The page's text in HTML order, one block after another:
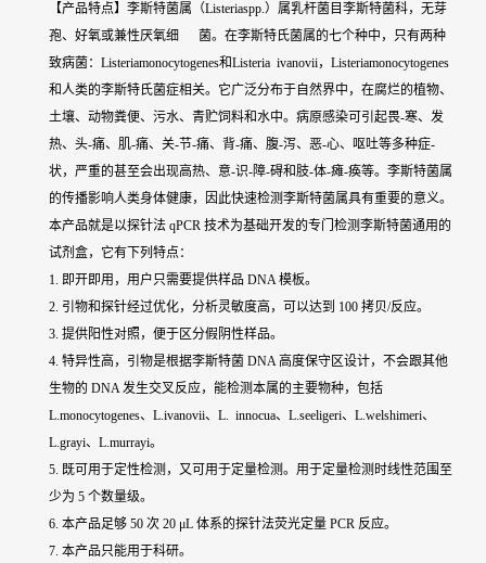
【产品特点】李斯特菌属（Listeriaspp.）属乳杆菌目李斯特菌科，无芽
孢、好氧或兼性厌氧细 菌。在李斯特氏菌属的七个种中，只有两种
致病菌：Listeriamonocytogenes和Listeria ivanovii，Listeriamonocytogenes
和人类的李斯特氏菌症相关。它广泛分布于自然界中，在腐烂的植物、
土壤、动物粪便、污水、青贮饲料和水中。病原感染可引起畏-寒、发
热、头-痛、肌-痛、关-节-痛、背-痛、腹-泻、恶-心、呕吐等多种症-
状，严重的甚至会出现高热、意-识-障-碍和肢-体-瘫-痪等。李斯特菌属
的传播影响人类身体健康，因此快速检测李斯特菌属具有重要的意义。
本产品就是以探针法 qPCR 技术为基础开发的专门检测李斯特菌通用的
试剂盒，它有下列特点：
1. 即开即用，用户只需要提供样品 DNA 模板。
2. 引物和探针经过优化，分析灵敏度高，可以达到 100 拷贝/反应。
3. 提供阳性对照，便于区分假阴性样品。
4. 特异性高，引物是根据李斯特菌 DNA 高度保守区设计，不会跟其他
生物的 DNA 发生交叉反应，能检测本属的主要物种，包括
L.monocytogenes、L.ivanovii、L. innocua、L.seeligeri、L.welshimeri、
L.grayi、L.murrayi。
5. 既可用于定性检测，又可用于定量检测。用于定量检测时线性范围至
少为 5 个数量级。
6. 本产品足够 50 次 20 μL 体系的探针法荧光定量 PCR 反应。
7. 本产品只能用于科研。